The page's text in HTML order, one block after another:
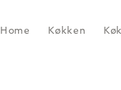
Home Køkken